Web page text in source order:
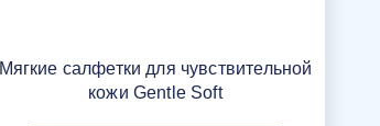
Мягкие салфетки для чувствительной
кожи Gentle Soft